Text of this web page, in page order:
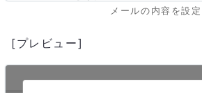
メールの内容を設定
[プレビュー]